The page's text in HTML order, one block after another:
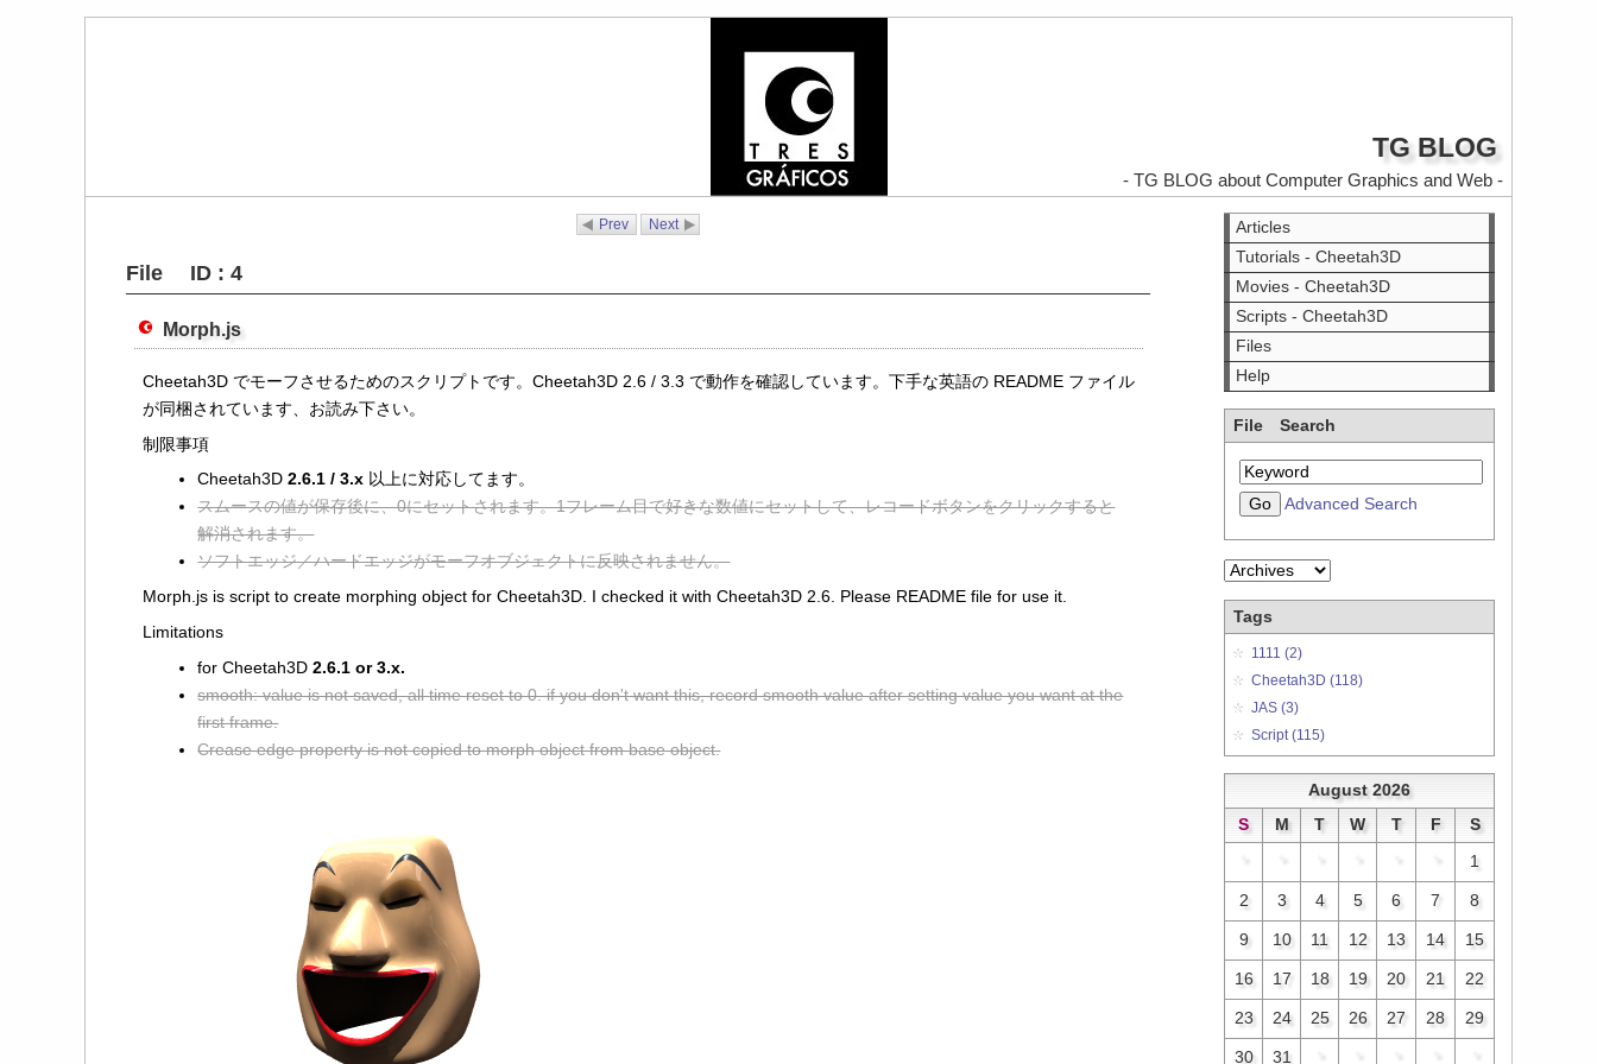
TG BLOG
- TG BLOG about Computer Graphics and Web -
Prev Next
File ID : 4
Morph.js
Cheetah3D でモーフさせるためのスクリプトです。Cheetah3D 2.6 / 3.3 で動作を確認しています。下手な英語の README ファイル
が同梱されています、お読み下さい。
制限事項
Cheetah3D2.6.1 / 3.x 以上に対応してます。
スムースの値が保存後に、0にセットされます。1フレーム目で好きな数値にセットして、レコードボタンをクリックすると
解消されます。
ソフトエッジ／ハードエッジがモーフオブジェクトに反映されません。
Morph.js is script to create morphing object for Cheetah3D. I checked it with Cheetah3D 2.6. Please README file for use it.
Limitations
for Cheetah3D2.6.1 or 3.x.
smooth: value is not saved, all time reset to 0. if you don't want this, record smooth value after setting value you want at the
first frame.
Crease edge property is not copied to morph object from base object.
Articles
Tutorials - Cheetah3D
Movies - Cheetah3D
Scripts - Cheetah3D
Files
Help
File Search
Advanced Search
Tags
1111 (2)
Cheetah3D (118)
JAS (3)
Script (115)
August 2026
S
M T W T F S
* * * * 1
2 3 4 5 6 7 8
9 10 11 12 13 14 15
16 17 18 19 20 21 22
23 24 25 26 27 28 29
30 31 * *